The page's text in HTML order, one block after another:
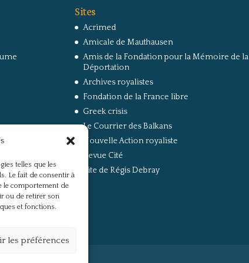
telles que les
Le fait de consentir à
le comportement de
ou de retirer son
et fonctions.
les préférences
sur la
Sites
Acrimed
Amicale de Mauthausen
Amis de la Fondation pour la Mémoire de la
Déportation
Archives royalistes
Fondation de la France libre
Greek crisis
Le Courrier des Balkans
Nouvelle Action royaliste
Revue Cité
Site de Régis Debray